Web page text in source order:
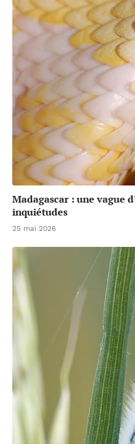
Madagascar : une vague
inquiétudes
25 mai 2026